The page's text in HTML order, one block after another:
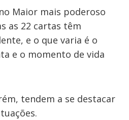
Maior mais poderoso
as 22 cartas têm
e o que varia é o
e o momento de vida
tendem a se destacar